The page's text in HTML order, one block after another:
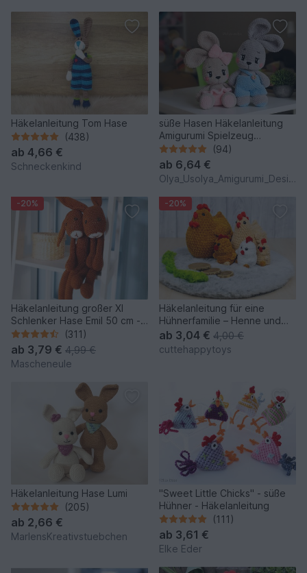
Häkelanleitung Tom Hase
(438)
ab 4,66 €
Schneckenkind
süße Hasen Häkelanleitung
Amigurumi Spielzeug
(Kaninchen) (94)
ab 6,64 €
Olya_Usolya_Amigurumi_Designer
-20%
Häkelanleitung großer Xl
Schlenker Hase Emil 50 cm -
Schlenkertier(311)
ab 3,79 € 4,99 €
Mascheneule
-20%
Häkelanleitung für eine
Hühnerfamilie – Henne und
Küken aus Chenillegarn
ab 3,04 € 4,00 €
cuttehappytoys
Häkelanleitung Hase Lumi
(205)
ab 2,66 €
MarlensKreativstuebchen
"Sweet Little Chicks" - süße
Hühner - Häkelanleitung
(111)
ab 3,61 €
Elke Eder